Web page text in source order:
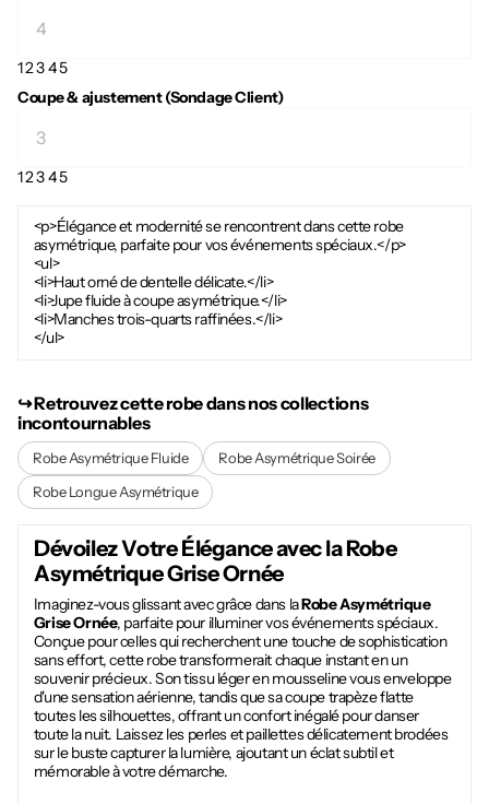
12345
Coupe & ajustement (Sondage Client)
12345
<p>Élégance et modernité se rencontrent dans cette robe
asymétrique, parfaite pour vos événements spéciaux.</p>
<ul>
<li>Haut orné de dentelle délicate.</li>
<li>Jupe fluide à coupe asymétrique.</li>
<li>Manches trois-quarts raffinées.</li>
</ul>
↪︎ Retrouvez cette robe dans nos collections
incontournables
Robe Asymétrique Fluide
Robe Asymétrique Soirée
Robe Longue Asymétrique
Dévoilez Votre Élégance avec laRobe
Asymétrique Grise Ornée
Imaginez-vous glissant avec grâce dans laRobe Asymétrique
Grise Ornée, parfaite pour illuminer vos événements spéciaux.
Conçue pour celles qui recherchent une touche de sophistication
sans effort, cette robe transformerait chaque instant en un
souvenir précieux. Son tissu léger en mousseline vous enveloppe
d'une sensation aérienne, tandis que sa coupe trapèze flatte
toutes les silhouettes, offrant un confort inégalé pour danser
toute la nuit. Laissez les perles et paillettes délicatement brodées
sur le buste capturer la lumière, ajoutant un éclat subtil et
mémorable à votre démarche.